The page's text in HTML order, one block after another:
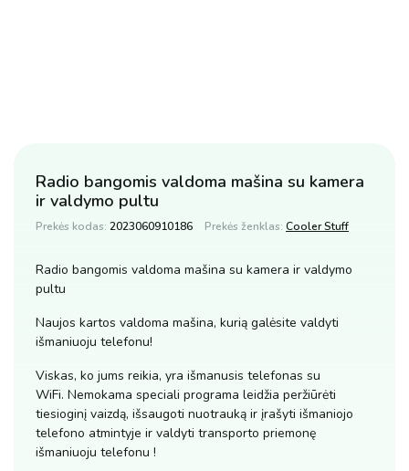
Radio bangomis valdoma mašina su kamera
ir valdymo pultu
Prekės kodas: 2023060910186 Prekės ženklas: Cooler Stuff
Radio bangomis valdoma mašina su kamera ir valdymo
pultu
Naujos kartos valdoma mašina, kurią galėsite valdyti
išmaniuoju telefonu!
Viskas, ko jums reikia, yra išmanusis telefonas su
WiFi. Nemokama speciali programa leidžia peržiūrėti
tiesioginį vaizdą, išsaugoti nuotrauką ir įrašyti išmaniojo
telefono atmintyje ir valdyti transporto priemonę
išmaniuoju telefonu !